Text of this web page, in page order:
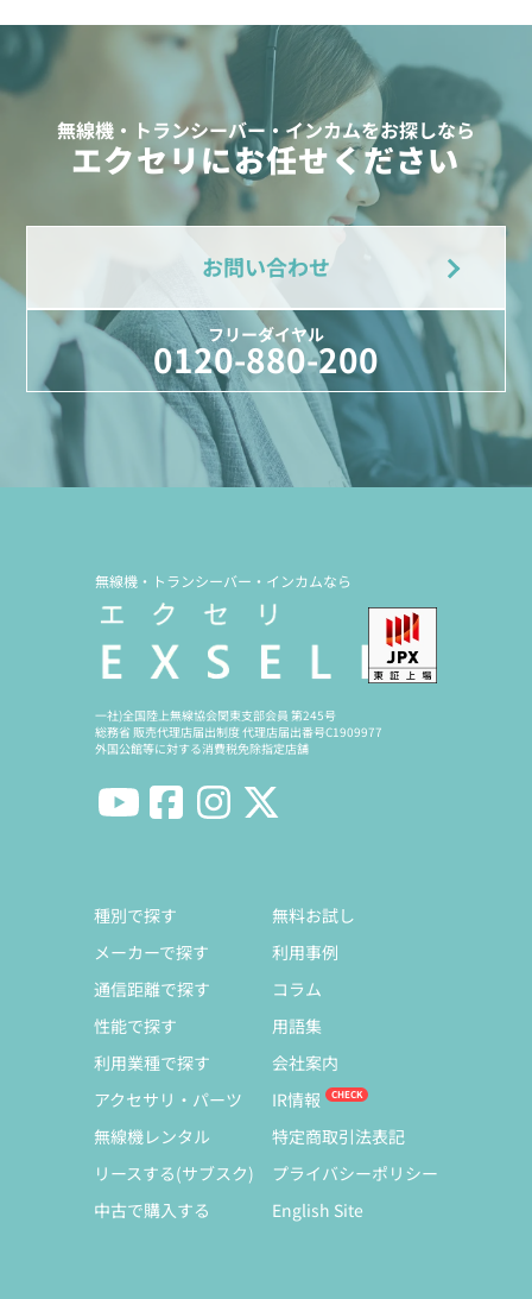
無線機・トランシーバー・インカムをお探しなら
エクセリにお任せください
お問い合わせ
フリーダイヤル
0120-880-200
無線機・トランシーバー・インカムなら
一社)全国陸上無線協会関東支部会員 第245号
総務省 販売代理店届出制度 代理店届出番号C1909977
外国公館等に対する消費税免除指定店舗
種別で探す
メーカーで探す
通信距離で探す
性能で探す
利用業種で探す
アクセサリ・パーツ
無線機レンタル
リースする(サブスク)
中古で購入する
無料お試し
利用事例
コラム
用語集
会社案内
IR情報
特定商取引法表記
プライバシーポリシー
English Site